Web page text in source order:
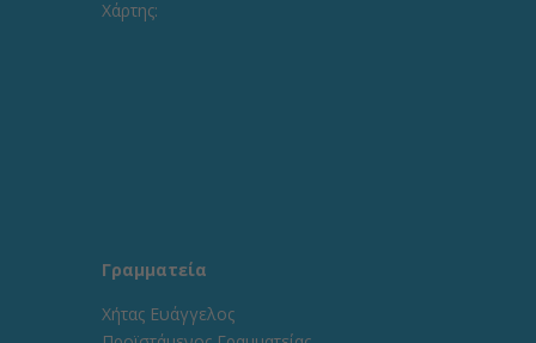
Χάρτης:
Γραμματεία
Χήτας Ευάγγελος